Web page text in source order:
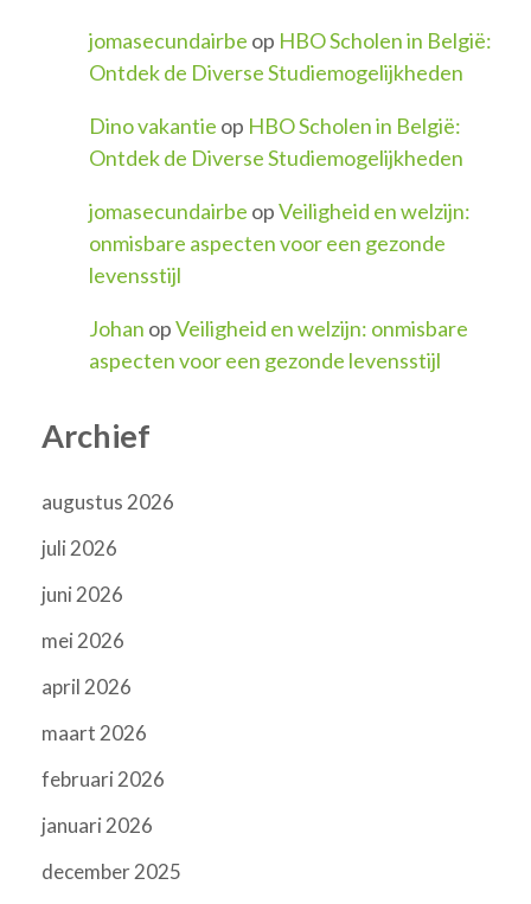
jomasecundairbe op HBO Scholen in België:
Ontdek de Diverse Studiemogelijkheden
Dino vakantie op HBO Scholen in België:
Ontdek de Diverse Studiemogelijkheden
jomasecundairbe opVeiligheid en welzijn:
onmisbare aspecten voor een gezonde
levensstijl
Johan opVeiligheid en welzijn: onmisbare
aspecten voor een gezonde levensstijl
Archief
augustus 2026
juli 2026
juni 2026
mei 2026
april 2026
maart 2026
februari 2026
januari 2026
december 2025